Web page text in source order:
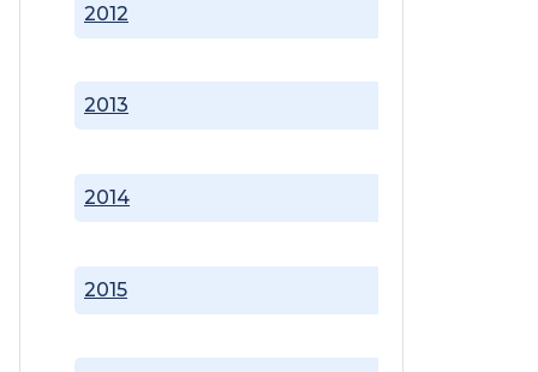
2012
2013
2014
2015